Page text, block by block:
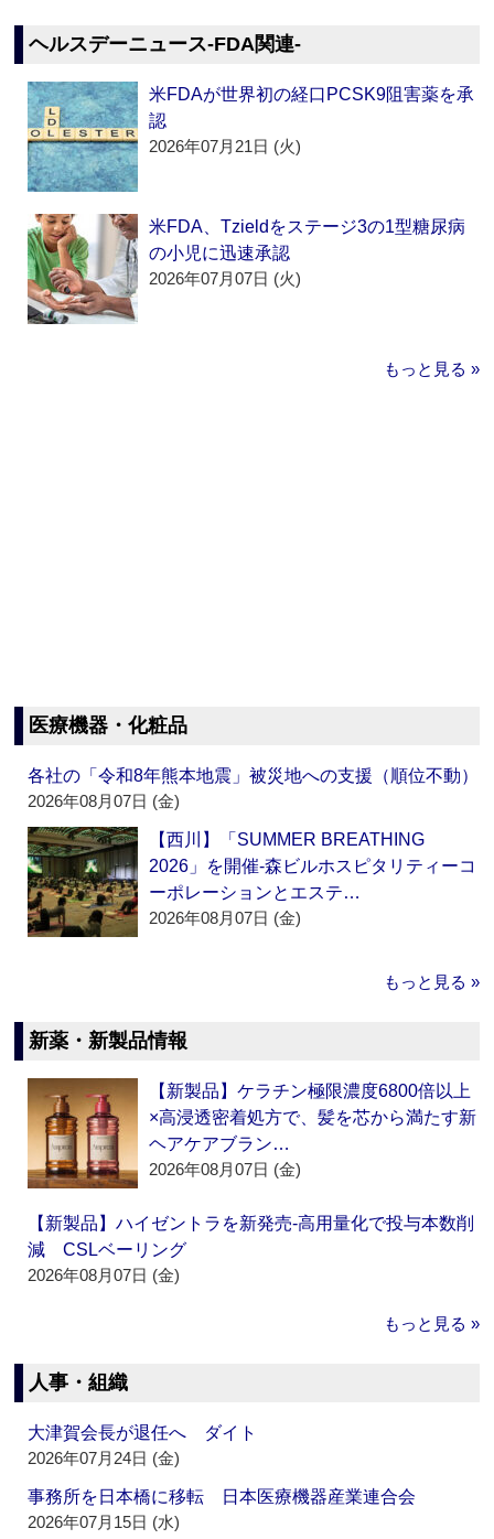
ヘルスデーニュース‐FDA関連‐
米FDAが世界初の経口PCSK9阻害薬を承
認
2026年07月21日 (火)
米FDA、Tzieldをステージ3の1型糖尿病
の小児に迅速承認
2026年07月07日 (火)
もっと見る »
医療機器・化粧品
各社の「令和8年熊本地震」被災地への支援（順位不動）
2026年08月07日 (金)
【西川】「SUMMER BREATHING
2026」を開催‐森ビルホスピタリティーコ
ーポレーションとエステ…
2026年08月07日 (金)
もっと見る »
新薬・新製品情報
【新製品】ケラチン極限濃度6800倍以上
×高浸透密着処方で、髪を芯から満たす新
ヘアケアブラン…
2026年08月07日 (金)
【新製品】ハイゼントラを新発売‐高用量化で投与本数削
減 CSLベーリング
2026年08月07日 (金)
もっと見る »
人事・組織
大津賀会長が退任へ ダイト
2026年07月24日 (金)
事務所を日本橋に移転 日本医療機器産業連合会
2026年07月15日 (水)